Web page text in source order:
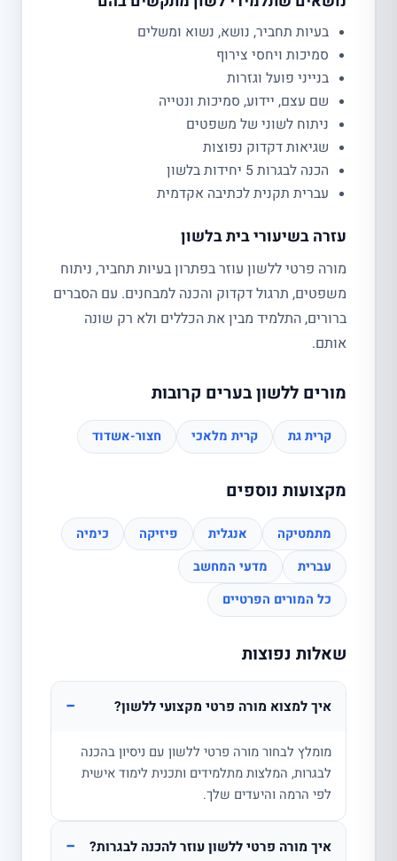
בעיות תחביר, נושא, נשוא ומשלים
סמיכות ויחסי צירוף
בנייני פועל וגזרות
שם עצם, יידוע, סמיכות ונטייה
ניתוח לשוני של משפטים
שגיאות דקדוק נפוצות
הכנה לבגרות 5 יחידות בלשון
עברית תקנית לכתיבה אקדמית
עזרה בשיעורי בית בלשון
מורה פרטי ללשון עוזר בפתרון בעיות תחביר, ניתוח
משפטים, תרגול דקדוק והכנה למבחנים. עם הסברים
ברורים, התלמיד מבין את הכללים ולא רק שונה
אותם.
מורים ללשון בערים קרובות
קרית גת קרית מלאכי חצור-אשדוד
מקצועות נוספים
מתמטיקה אנגלית פיזיקה
כימיה
עברית
מדעי המחשב
כל המורים הפרטיים
שאלות נפוצות
איך למצוא מורה פרטי מקצועי ללשון? −
מומלץ לבחור מורה פרטי ללשון עם ניסיון בהכנה
לבגרות, המלצות מתלמידים ותכנית לימוד אישית
לפי הרמה והיעדים שלך.
איך מורה פרטי ללשון עוזר להכנה לבגרות? −